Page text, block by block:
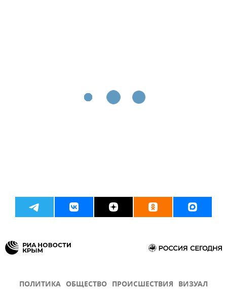
ПОЛИТИКА ОБЩЕСТВО ПРОИСШЕСТВИЯ ВИЗУАЛ